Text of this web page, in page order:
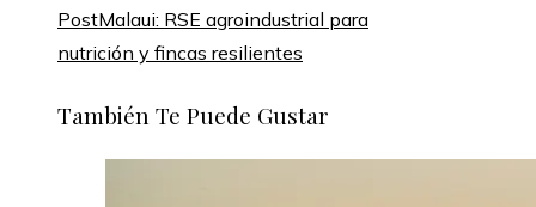
PostMalaui: RSE agroindustrial para
nutrición y fincas resilientes
También Te Puede Gustar